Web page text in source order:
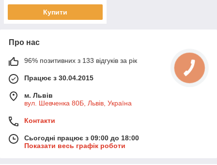
Купити
Про нас
96% позитивних з 133 відгуків за рік
Працює з 30.04.2015
м. Львів
вул. Шевченка 80Б, Львів, Україна
Контакти
Сьогодні працює з 09:00 до 18:00
Показати весь графік роботи